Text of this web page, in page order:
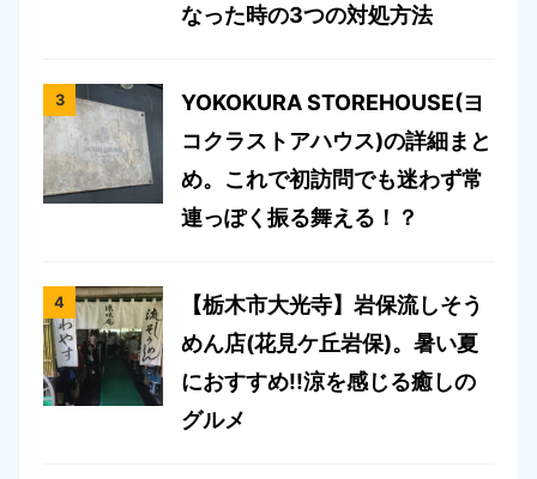
なった時の3つの対処方法
YOKOKURA STOREHOUSE(ヨ
コクラストアハウス)の詳細まと
め。これで初訪問でも迷わず常
連っぽく振る舞える！？
【栃木市大光寺】岩保流しそう
めん店(花見ケ丘岩保)。暑い夏
におすすめ!!涼を感じる癒しの
グルメ